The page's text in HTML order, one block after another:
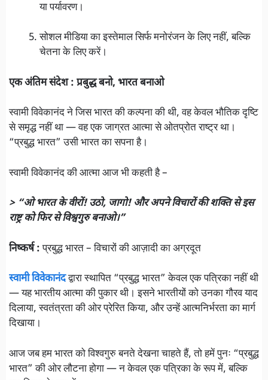
या पर्यावरण।
सोशल मीडिया का इस्तेमाल सिर्फ मनोरंजन के लिए नहीं, बल्कि
चेतना के लिए करें।
एक अंतिम संदेश : प्रबुद्ध बनो, भारत बनाओ
स्वामी विवेकानंद ने जिस भारत की कल्पना की थी, वह केवल भौतिक दृष्टि
से समृद्ध नहीं था — वह एक जाग्रत आत्मा से ओतप्रोत राष्ट्र था।
“प्रबुद्ध भारत” उसी भारत का सपना है।
स्वामी विवेकानंद की आत्मा आज भी कहती है –
> “ओ भारत के वीरों! उठो, जागो! और अपने विचारों की शक्ति से इस
राष्ट्र को फिर से विश्वगुरु बनाओ।”
निष्कर्ष :प्रबुद्ध भारत – विचारों की आज़ादी का अग्रदूत
स्वामी विवेकानंदद्वारा स्थापित “प्रबुद्ध भारत” केवल एक पत्रिका नहीं थी
— यह भारतीय आत्मा की पुकार थी। इसने भारतीयों को उनका गौरव याद
दिलाया, स्वतंत्रता की ओर प्रेरित किया, और उन्हें आत्मनिर्भरता का मार्ग
दिखाया।
आज जब हम भारत को विश्वगुरु बनते देखना चाहते हैं, तो हमें पुनः “प्रबुद्ध
भारत” की ओर लौटना होगा — न केवल एक पत्रिका के रूप में, बल्कि